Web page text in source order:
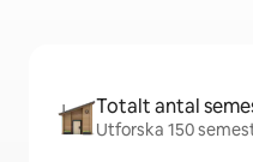
Totalt antal
Utforska 150